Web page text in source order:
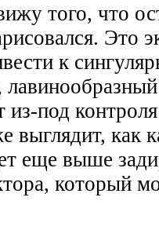
того, что
Это
к
из-под
выглядит, как
еще выше
который